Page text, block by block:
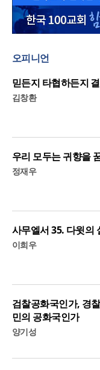
오피니언
믿든지 타협하든지
김창환
우리 모두는 귀향을
정재우
사무엘서 35. 다윗의
이희우
검찰공화국인가, 경
민의 공화국인가
양기성